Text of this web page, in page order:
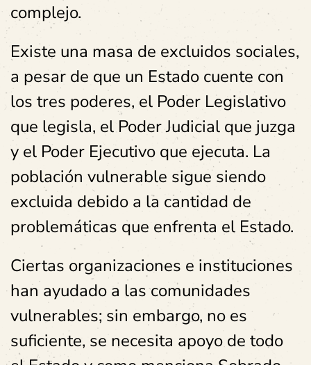
complejo.
Existe una masa de excluidos sociales,
a pesar de que un Estado cuente con
los tres poderes, el Poder Legislativo
que legisla, el Poder Judicial que juzga
y el Poder Ejecutivo que ejecuta. La
población vulnerable sigue siendo
excluida debido a la cantidad de
problemáticas que enfrenta el Estado.
Ciertas organizaciones e instituciones
han ayudado a las comunidades
vulnerables; sin embargo, no es
suficiente, se necesita apoyo de todo